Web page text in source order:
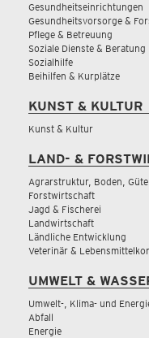
Gesundheitseinrichtungen
Gesundheitsvorsorge &
Pflege & Betreuung
Soziale Dienste & Beratung
Sozialhilfe
Beihilfen & Kurplätze
KUNST & KULTUR
Kunst & Kultur
LAND- &
Agrarstruktur, Boden,
Forstwirtschaft
Jagd & Fischerei
Landwirtschaft
Ländliche Entwicklung
Veterinär &
UMWELT &
Umwelt-, Klima- und
Abfall
Energie